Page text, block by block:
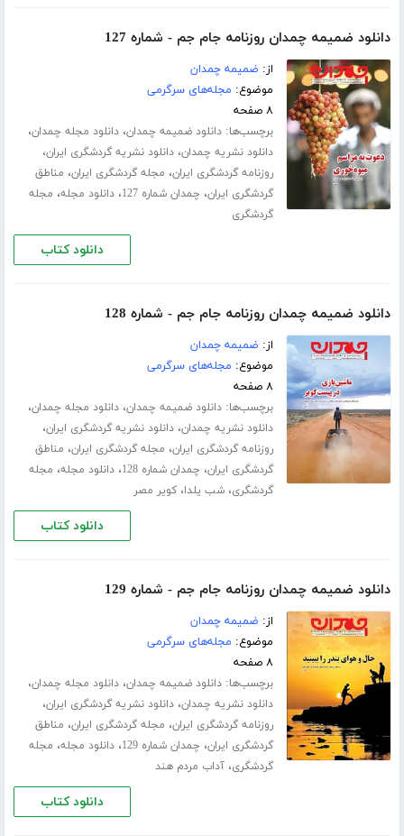
دانلود ضمیمه چمدان روزنامه جام جم - شماره 127
از: ضمیمه چمدان
موضوع: مجله‌های سرگرمی
۸ صفحه
برچسب‌ها:دانلود ضمیمه چمدان،دانلود مجله چمدان،
دانلود نشریه چمدان،دانلود نشریه گردشگری ایران،
روزنامه گردشگری ایران، مجله گردشگری ایران، مناطق
گردشگری ایران، چمدان شماره 127 ،دانلود مجله، مجله
گردشگری
دانلود کتاب
دانلود ضمیمه چمدان روزنامه جام جم - شماره 128
از: ضمیمه چمدان
موضوع: مجله‌های سرگرمی
۸ صفحه
برچسب‌ها:دانلود ضمیمه چمدان،دانلود مجله چمدان،
دانلود نشریه چمدان،دانلود نشریه گردشگری ایران،
روزنامه گردشگری ایران، مجله گردشگری ایران، مناطق
گردشگری ایران، چمدان شماره 128 ،دانلود مجله، مجله
گردشگری،شب یلدا،کویر مصر
دانلود کتاب
دانلود ضمیمه چمدان روزنامه جام جم - شماره 129
از: ضمیمه چمدان
موضوع: مجله‌های سرگرمی
۸ صفحه
برچسب‌ها:دانلود ضمیمه چمدان،دانلود مجله چمدان،
دانلود نشریه چمدان،دانلود نشریه گردشگری ایران،
روزنامه گردشگری ایران، مجله گردشگری ایران، مناطق
گردشگری ایران، چمدان شماره 129 ،دانلود مجله، مجله
گردشگری،آداب مردم هند
دانلود کتاب